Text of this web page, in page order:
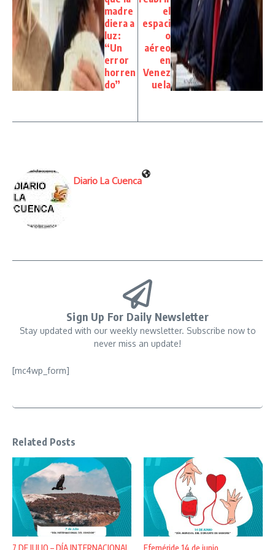
madre
diera a
luz:
“Un
error
horren
do”
el
espaci
o
aéreo
en
Venez
uela
Diario La Cuenca
Sign Up For Daily Newsletter
Stay updated with our weekly newsletter. Subscribe now to
never miss an update!
[mc4wp_form]
Related Posts